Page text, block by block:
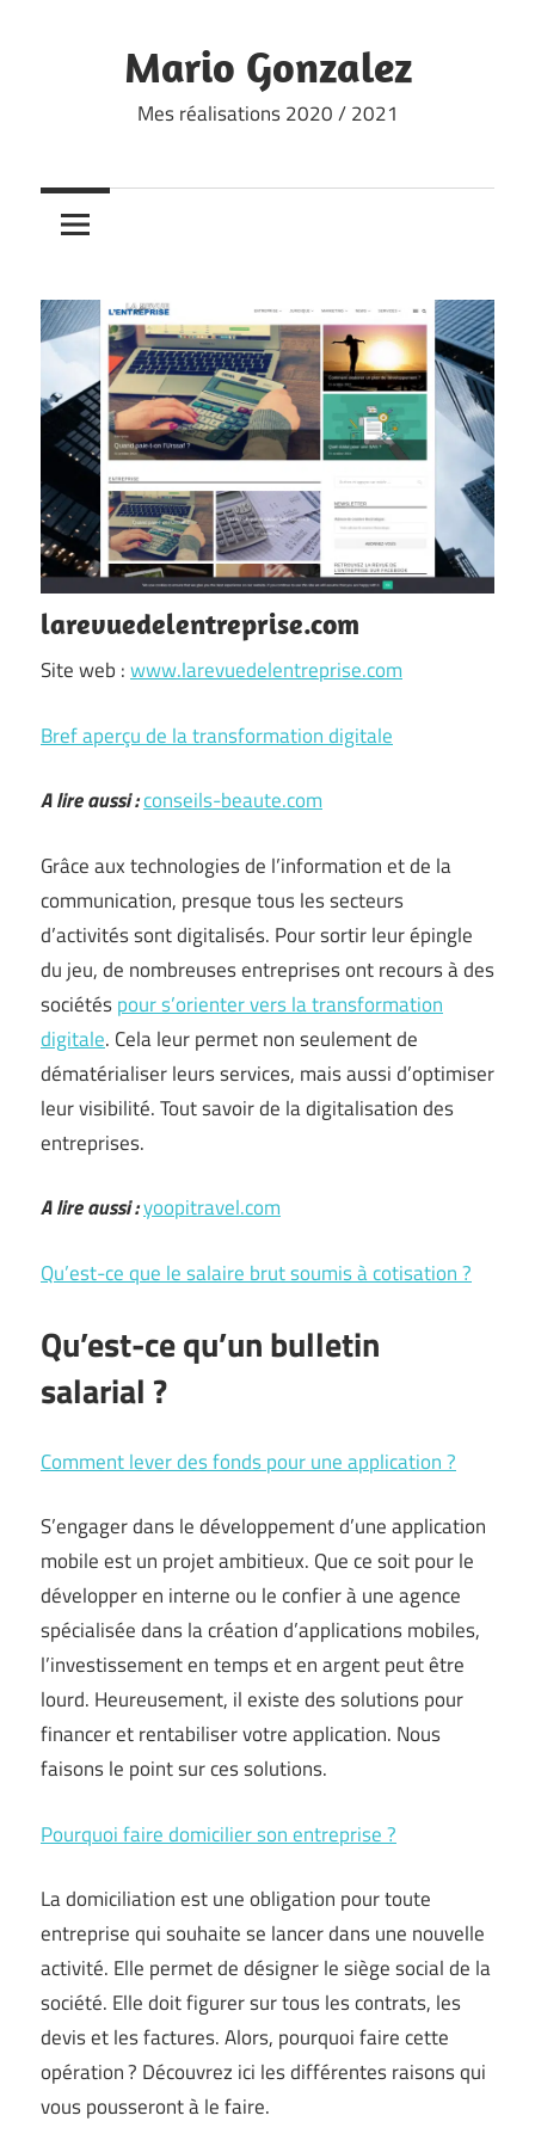
Mario Gonzalez
Mes réalisations 2020 / 2021
larevuedelentreprise.com
Site web :www.larevuedelentreprise.com
Bref aperçu de la transformation digitale
A lire aussi :conseils-beaute.com
Grâce aux technologies de l’information et de la
communication, presque tous les secteurs
d’activités sont digitalisés. Pour sortir leur épingle
du jeu, de nombreuses entreprises ont recours à des
sociétéspour s’orienter vers la transformation
digitale. Cela leur permet non seulement de
dématérialiser leurs services, mais aussi d’optimiser
leur visibilité. Tout savoir de la digitalisation des
entreprises.
A lire aussi :yoopitravel.com
Qu’est-ce que le salaire brut soumis à cotisation ?
Qu’est-ce qu’un bulletin
salarial ?
Comment lever des fonds pour une application ?
S’engager dans le développement d’une application
mobile est un projet ambitieux. Que ce soit pour le
développer en interne ou le confier à une agence
spécialisée dans la création d’applications mobiles,
l’investissement en temps et en argent peut être
lourd. Heureusement, il existe des solutions pour
financer et rentabiliser votre application. Nous
faisons le point sur ces solutions.
Pourquoi faire domicilier son entreprise ?
La domiciliation est une obligation pour toute
entreprise qui souhaite se lancer dans une nouvelle
activité. Elle permet de désigner le siège social de la
société. Elle doit figurer sur tous les contrats, les
devis et les factures. Alors, pourquoi faire cette
opération ? Découvrez ici les différentes raisons qui
vous pousseront à le faire.